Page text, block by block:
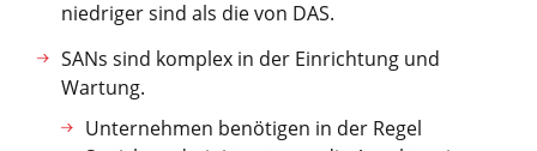
niedriger sind als die von DAS.
SANs sind komplex in der Einrichtung und
Wartung.
Unternehmen benötigen in der Regel